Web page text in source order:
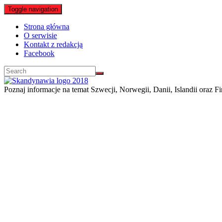
Toggle navigation
Strona główna
O serwisie
Kontakt z redakcją
Facebook
Poznaj informacje na temat Szwecji, Norwegii, Danii, Islandii oraz